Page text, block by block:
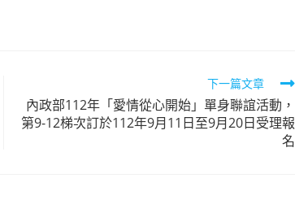
下一篇文章
內政部112年「愛情從心開始」單身聯誼活動，
第9-12梯次訂於112年9月11日至9月20日受理報
名